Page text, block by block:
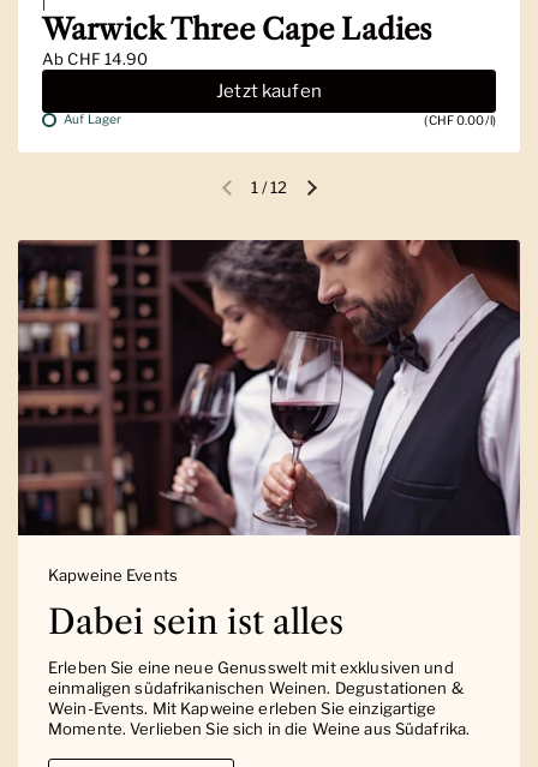
Warwick Three Cape Ladies
AbCHF 14.90
Jetzt kaufen
Auf Lager (CHF 0.00/l)
Vorherige FolieNächste Folie
1/12
Kapweine Events
Dabei sein ist alles
Erleben Sie eine neue Genusswelt mit exklusiven und
einmaligen südafrikanischen Weinen. Degustationen &
Wein-Events. Mit Kapweine erleben Sie einzigartige
Momente. Verlieben Sie sich in die Weine aus Südafrika.